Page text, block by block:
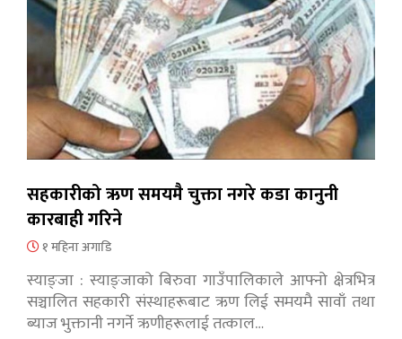
सहकारीको ऋण समयमै चुक्ता नगरे कडा कानुनी
कारबाही गरिने
१ महिना अगाडि
स्याङ्जा : स्याङ्जाको बिरुवा गाउँपालिकाले आफ्नो क्षेत्रभित्र
सञ्चालित सहकारी संस्थाहरूबाट ऋण लिई समयमै सावाँ तथा
ब्याज भुक्तानी नगर्ने ऋणीहरूलाई तत्काल…